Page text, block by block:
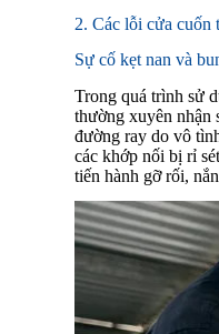
2. Các lỗi cửa cuốn
Sự cố kẹt nan và
Trong quá trình sử
thường xuyên nhận
đường ray do vô
các khớp nối bị rỉ
tiến hành gỡ rối,